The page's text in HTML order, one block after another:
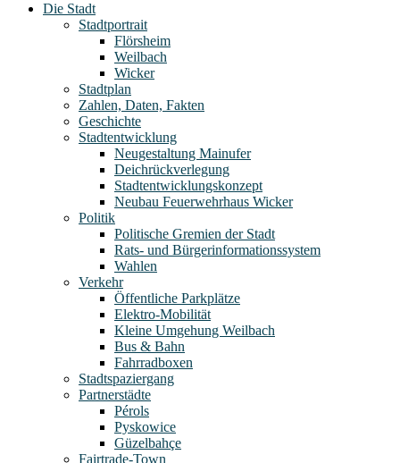
Die Stadt
Stadtportrait
Flörsheim
Weilbach
Wicker
Stadtplan
Zahlen, Daten, Fakten
Geschichte
Stadtentwicklung
Neugestaltung Mainufer
Deichrückverlegung
Stadtentwicklungskonzept
Neubau Feuerwehrhaus Wicker
Politik
Politische Gremien der Stadt
Rats- und Bürgerinformationssystem
Wahlen
Verkehr
Öffentliche Parkplätze
Elektro-Mobilität
Kleine Umgehung Weilbach
Bus & Bahn
Fahrradboxen
Stadtspaziergang
Partnerstädte
Pérols
Pyskowice
Güzelbahçe
Fairtrade-Town